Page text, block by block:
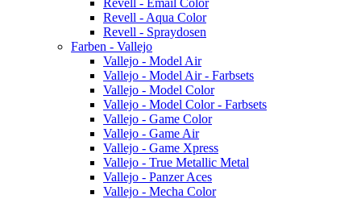
Revell - Email Color
Revell - Aqua Color
Revell - Spraydosen
Farben - Vallejo
Vallejo - Model Air
Vallejo - Model Air - Farbsets
Vallejo - Model Color
Vallejo - Model Color - Farbsets
Vallejo - Game Color
Vallejo - Game Air
Vallejo - Game Xpress
Vallejo - True Metallic Metal
Vallejo - Panzer Aces
Vallejo - Mecha Color